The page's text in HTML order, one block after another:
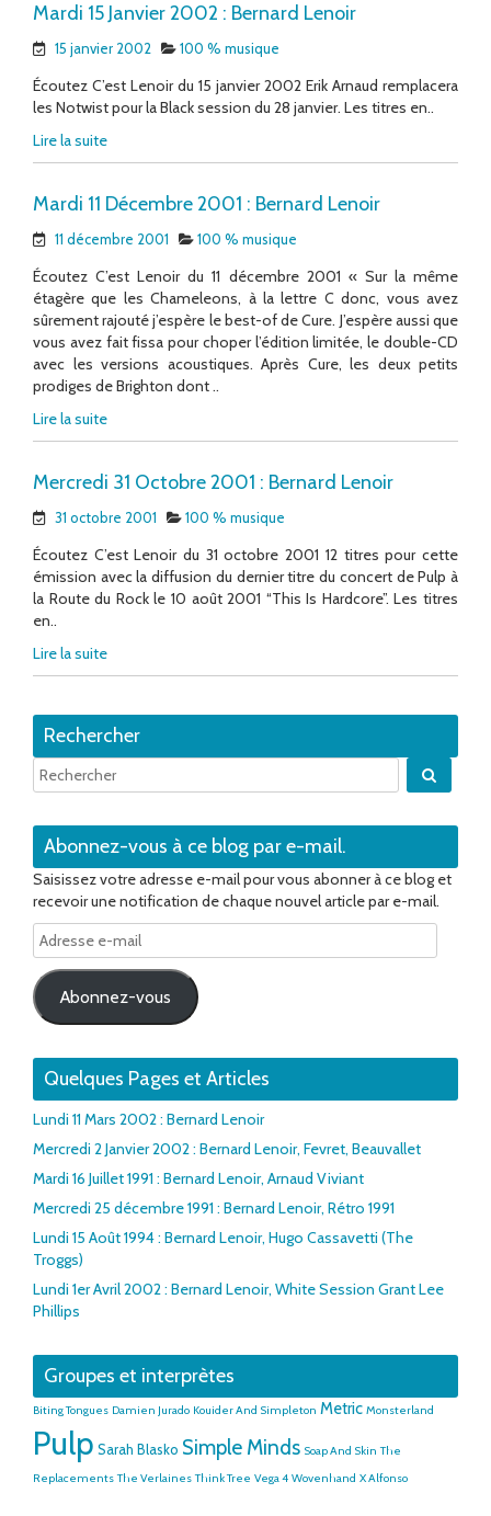
Mardi 15 Janvier 2002 : Bernard Lenoir
15 janvier 2002 100 % musique
Écoutez C’est Lenoir du 15 janvier 2002 Erik Arnaud remplacera
les Notwist pour la Black session du 28 janvier. Les titres en..
Lire la suite
Mardi 11 Décembre 2001 : Bernard Lenoir
11 décembre 2001 100 % musique
Écoutez C’est Lenoir du 11 décembre 2001 « Sur la même
étagère que les Chameleons, à la lettre C donc, vous avez
sûrement rajouté j’espère le best-of de Cure. J’espère aussi que
vous avez fait fissa pour choper l’édition limitée, le double-CD
avec les versions acoustiques. Après Cure, les deux petits
prodiges de Brighton dont ..
Lire la suite
Mercredi 31 Octobre 2001 : Bernard Lenoir
31 octobre 2001 100 % musique
Écoutez C’est Lenoir du 31 octobre 2001 12 titres pour cette
émission avec la diffusion du dernier titre du concert de Pulp à
la Route du Rock le 10 août 2001 “This Is Hardcore”. Les titres
en..
Lire la suite
Rechercher
Abonnez-vous à ce blog par e-mail.
Saisissez votre adresse e-mail pour vous abonner à ce blog et
recevoir une notification de chaque nouvel article par e-mail.
Adresse
e-
mail
Abonnez-vous
Quelques Pages et Articles
Lundi 11 Mars 2002 : Bernard Lenoir
Mercredi 2 Janvier 2002 : Bernard Lenoir, Fevret, Beauvallet
Mardi 16 Juillet 1991 : Bernard Lenoir, Arnaud Viviant
Mercredi 25 décembre 1991 : Bernard Lenoir, Rétro 1991
Lundi 15 Août 1994 : Bernard Lenoir, Hugo Cassavetti (The
Troggs)
Lundi 1er Avril 2002 : Bernard Lenoir, White Session Grant Lee
Phillips
Groupes et interprètes
Biting Tongues Damien Jurado Kouider And Simpleton Metric Monsterland
Pulp Sarah Blasko Simple Minds Soap And Skin The
Replacements The Verlaines Think Tree Vega 4 Wovenhand X Alfonso